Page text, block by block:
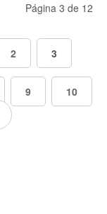
Página 3 de 12
2 3
9 10